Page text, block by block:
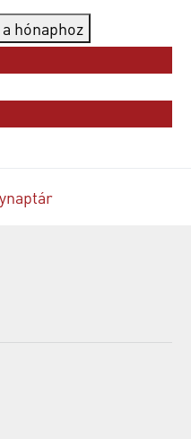
hónaphoz